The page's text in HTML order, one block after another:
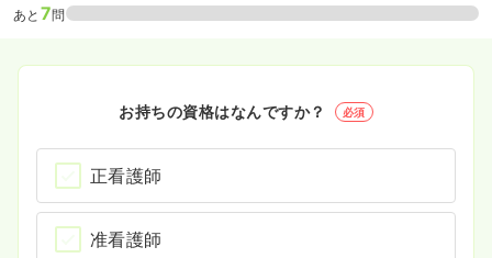
あと 7問
お持ちの資格はなんですか？ 必須
正看護師
准看護師